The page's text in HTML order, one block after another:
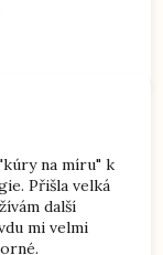
na míru" k
Přišla velká
další
mi velmi